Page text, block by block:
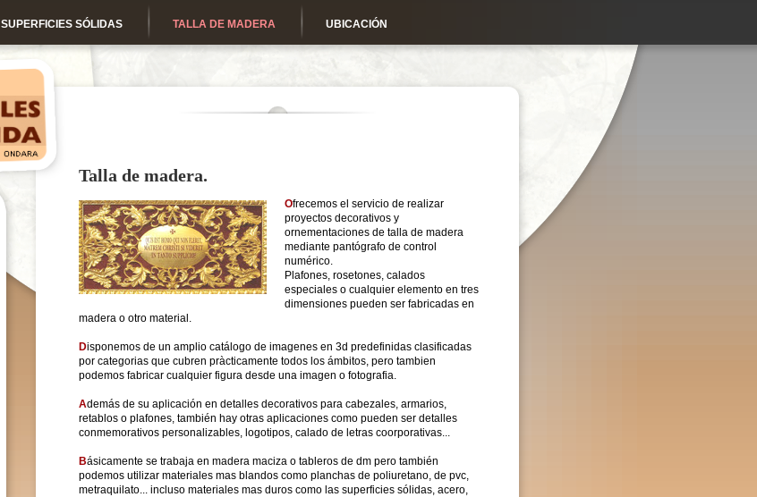
SUPERFICIES SÓLIDAS TALLA DE MADERA UBICACIÓN
Talla de madera.
Ofrecemos el servicio de realizar
proyectos decorativos y
ornementaciones de talla de madera
mediante pantógrafo de control
numérico.
Plafones, rosetones, calados
especiales o cualquier elemento en tres
dimensiones pueden ser fabricadas en
madera o otro material.
Disponemos de un amplio catálogo de imagenes en 3d predefinidas clasificadas
por categorias que cubren pràcticamente todos los ámbitos, pero tambien
podemos fabricar cualquier figura desde una imagen o fotografia.
Además de su aplicación en detalles decorativos para cabezales, armarios,
retablos o plafones, también hay otras aplicaciones como pueden ser detalles
conmemorativos personalizables, logotipos, calado de letras coorporativas...
Básicamente se trabaja en madera maciza o tableros de dm pero también
podemos utilizar materiales mas blandos como planchas de poliuretano, de pvc,
metraquilato... incluso materiales mas duros como las superficies sólidas, acero,